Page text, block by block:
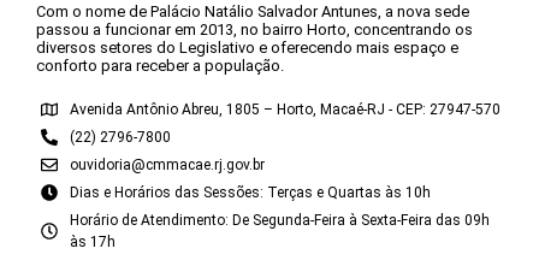
Com o nome de Palácio Natálio Salvador Antunes, a nova sede
passou a funcionar em 2013, no bairro Horto, concentrando os
diversos setores do Legislativo e oferecendo mais espaço e
conforto para receber a população.
Avenida Antônio Abreu, 1805 – Horto, Macaé-RJ - CEP: 27947-570
(22) 2796-7800
ouvidoria@cmmacae.rj.gov.br
Dias e Horários das Sessões: Terças e Quartas às 10h
Horário de Atendimento: De Segunda-Feira à Sexta-Feira das 09h
às 17h